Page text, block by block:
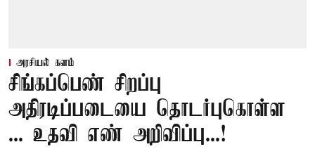
அரசியல் களம்
சிங்கப்பெண் சிறப்பு
அதிரடிப்படையை தொடர்புகொள்ள
... உதவி எண் அறிவிப்பு...!